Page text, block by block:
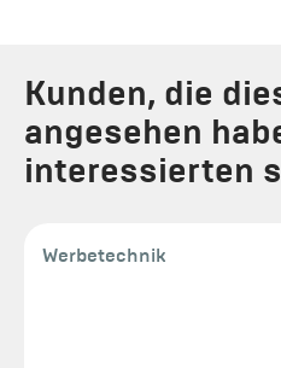
Kunden, die
angesehen
interessierten
Werbetechnik